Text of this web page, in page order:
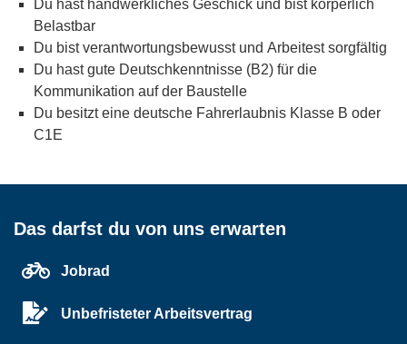
Du hast handwerkliches Geschick und bist körperlich
Belastbar
Du bist verantwortungsbewusst und Arbeitest sorgfältig
Du hast gute Deutschkenntnisse (B2) für die
Kommunikation auf der Baustelle
Du besitzt eine deutsche Fahrerlaubnis Klasse B oder
C1E
Das darfst du von uns erwarten
Jobrad
Unbefristeter Arbeitsvertrag